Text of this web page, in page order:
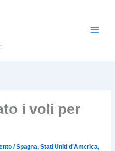
i voli per
/Spagna,Stati Uniti d'America,